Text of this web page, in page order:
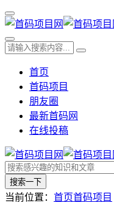
首页
首码项目
朋友圈
最新首码网
在线投稿
搜索一下
当前位置： 首页首码项目